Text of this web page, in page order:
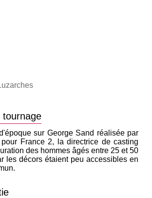
tournage
sur George Sand réalisée par
France 2, la directrice de casting
des hommes âgés entre 25 et 50
les décors étaient peu accessibles en